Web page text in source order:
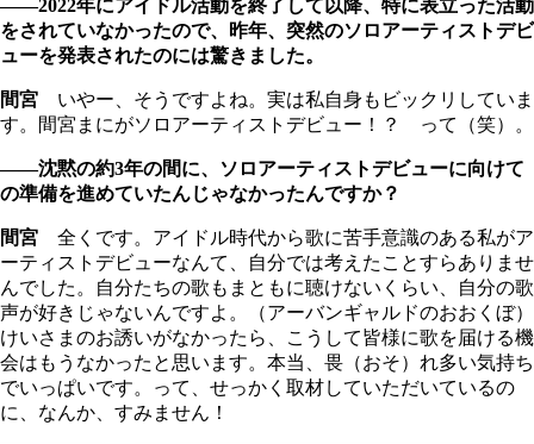
――2022年にアイドル活動を終了して以降、特に表立った活動
をされていなかったので、昨年、突然のソロアーティストデビ
ューを発表されたのには驚きました。
間宮 いやー、そうですよね。実は私自身もビックリしていま
す。間宮まにがソロアーティストデビュー！？ って（笑）。
――沈黙の約3年の間に、ソロアーティストデビューに向けて
の準備を進めていたんじゃなかったんですか？
間宮 全くです。アイドル時代から歌に苦手意識のある私がア
ーティストデビューなんて、自分では考えたことすらありませ
んでした。自分たちの歌もまともに聴けないくらい、自分の歌
声が好きじゃないんですよ。（アーバンギャルドのおおくぼ）
けいさまのお誘いがなかったら、こうして皆様に歌を届ける機
会はもうなかったと思います。本当、畏（おそ）れ多い気持ち
でいっぱいです。って、せっかく取材していただいているの
に、なんか、すみません！